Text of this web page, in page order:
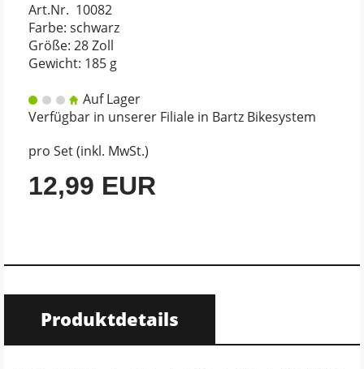
Art.Nr. 10082
Farbe: schwarz
Größe: 28 Zoll
Gewicht: 185 g
Auf Lager
Verfügbar in unserer Filiale in Bartz Bikesystem
pro Set (inkl. MwSt.)
12,99 EUR
Produktdetails